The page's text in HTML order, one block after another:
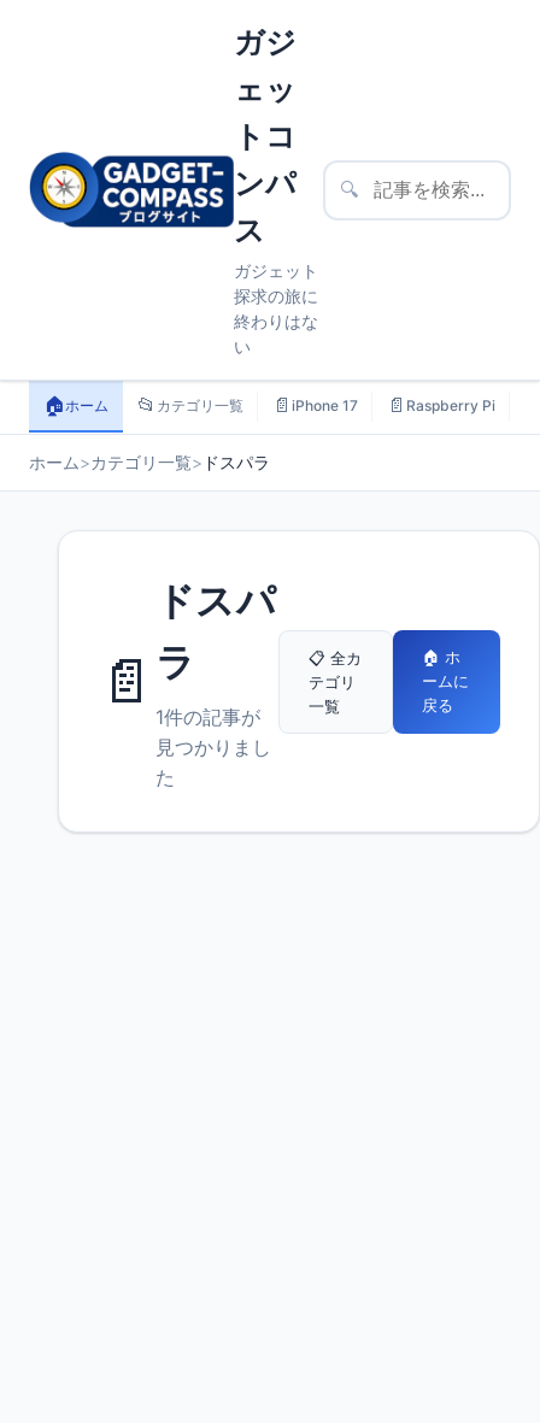
ガジ
ェッ
トコ
ンパ
ス
ガジェット
探求の旅に
終わりはな
い
🔍
🏠ホーム 📂 カテゴリ一覧 📄 iPhone 17 📄 Raspberry Pi
ホーム>カテゴリ一覧> ドスパラ
📄
ドスパ
ラ
1件の記事が
見つかりまし
た
📋 全カ
テゴリ
一覧
🏠 ホ
ームに
戻る